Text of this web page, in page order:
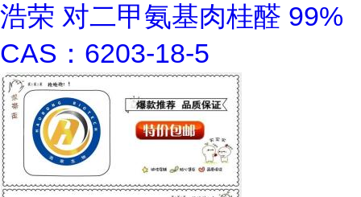
浩荣 对二甲氨基肉桂醛 99%
CAS：6203-18-5